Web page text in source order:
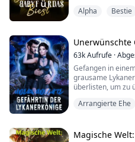
des Biests ihm
Ich bin Ava
Jungfrauen.
{BUCH 1 der ...
Alpha Bestie
Unerwünschte
63kAufrufe ·
Gefangen in
grausame
überlisten, um zu
nur lebendig,
begann, endete in
Arrangierte Ehe
Magische